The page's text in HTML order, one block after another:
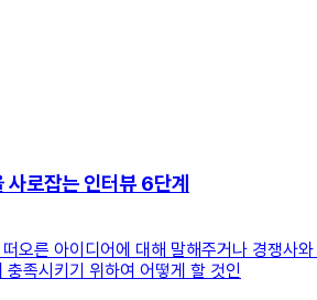
로잡는 인터뷰 6단계
오른 아이디어에 대해 말해주거나 경쟁사
족시키기 위하여 어떻게 할 것인